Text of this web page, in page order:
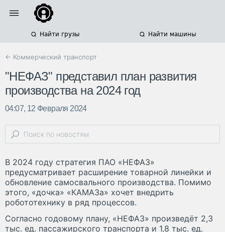
Найти грузы Найти машины
← Коммерческий транспорт
"НЕФАЗ" представил план развития
производства на 2024 год
04:07, 12 Февраля 2024
В 2024 году стратегия ПАО «НЕФАЗ»
предусматривает расширение товарной линейки и
обновление самосвального производства. Помимо
этого, «дочка» «КАМАЗа» хочет внедрить
робототехнику в ряд процессов.
Согласно годовому плану, «НЕФАЗ» произведёт 2,3
тыс. ед. пассажирского транспорта и 1,8 тыс. ед.